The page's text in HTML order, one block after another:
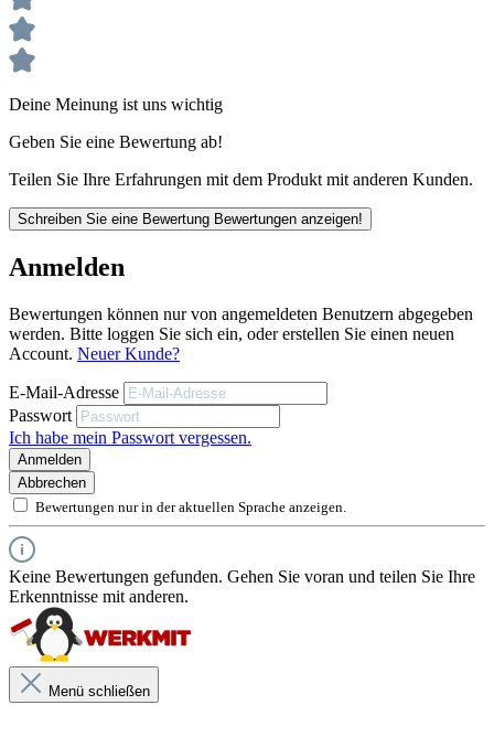
Unsere anwendungstechnischen Empfehlungen dienen der Unterstützung
des Käufers bzw. Verarbeiters.
Sie entbinden nicht davon, unsere Produkte grundsätzlich auf ihre Eignung
für den vorgesehenen Anwendungszweck in eigener Verantwortung zu
Maßband Länge / Bandbreite:
Deine Meinung ist uns wichtig
Geben Sie eine Bewertung ab!
Teilen Sie Ihre Erfahrungen mit dem Produkt mit anderen Kunden.
Schreiben Sie eine Bewertung Bewertungen anzeigen!
Anmelden
Bewertungen können nur von angemeldeten Benutzern abgegeben
werden. Bitte loggen Sie sich ein, oder erstellen Sie einen neuen
Account. Neuer Kunde?
E-Mail-Adresse
Passwort
Ich habe mein Passwort vergessen.
Anmelden
Abbrechen
Bewertungen nur in der aktuellen Sprache anzeigen.
Keine Bewertungen gefunden. Gehen Sie voran und teilen Sie Ihre
Erkenntnisse mit anderen.
Menü schließen